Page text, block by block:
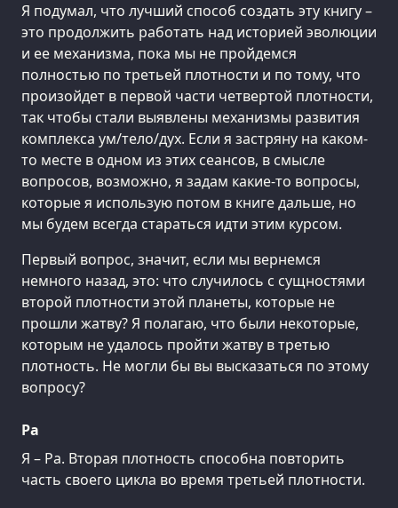
Я подумал, что лучший способ создать эту книгу –
это продолжить работать над историей эволюции
и ее механизма, пока мы не пройдемся
полностью по третьей плотности и по тому, что
произойдет в первой части четвертой плотности,
так чтобы стали выявлены механизмы развития
комплекса ум/тело/дух. Если я застряну на каком-
то месте в одном из этих сеансов, в смысле
вопросов, возможно, я задам какие-то вопросы,
которые я использую потом в книге дальше, но
мы будем всегда стараться идти этим курсом.
Первый вопрос, значит, если мы вернемся
немного назад, это: что случилось с сущностями
второй плотности этой планеты, которые не
прошли жатву? Я полагаю, что были некоторые,
которым не удалось пройти жатву в третью
плотность. Не могли бы вы высказаться по этому
вопросу?
Ра
Я – Ра. Вторая плотность способна повторить
часть своего цикла во время третьей плотности.